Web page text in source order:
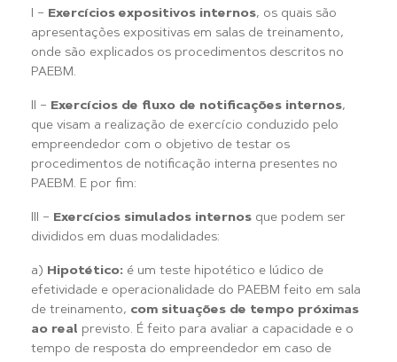
I – Exercícios expositivos internos, os quais são
apresentações expositivas em salas de treinamento,
onde são explicados os procedimentos descritos no
PAEBM.
II – Exercícios de fluxo de notificações internos,
que visam a realização de exercício conduzido pelo
empreendedor com o objetivo de testar os
procedimentos de notificação interna presentes no
PAEBM. E por fim:
III – Exercícios simulados internos que podem ser
divididos em duas modalidades:
a) Hipotético: é um teste hipotético e lúdico de
efetividade e operacionalidade do PAEBM feito em sala
de treinamento, com situações de tempo próximas
ao real previsto. É feito para avaliar a capacidade e o
tempo de resposta do empreendedor em caso de